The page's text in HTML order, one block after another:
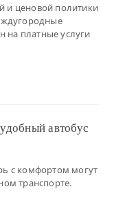
и ценовой политики
на платные услуги
автобус
с комфортом могут
транспорте.